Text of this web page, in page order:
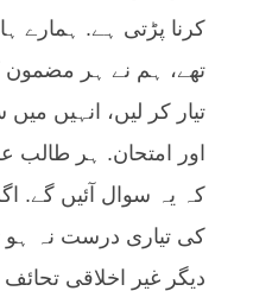
کرنا پڑتی ہے. ہمارے
تھے، ہم نے ہر مضمون
تیار کر لیں، انہیں
اور امتحان. ہر طالب
کہ یہ سوال آئیں گے.
کی تیاری درست نہ ہو
دیگر غیر اخلاقی